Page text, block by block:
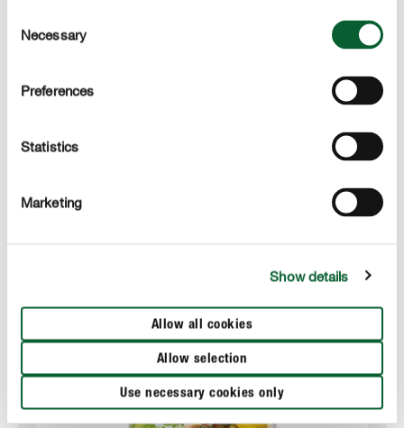
Selection
Necessary
Preferences
Statistics
Marketing
Show details
Allow all cookies
Allow selection
Use necessary cookies only